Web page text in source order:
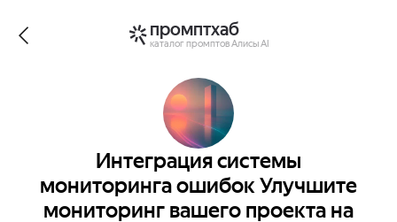
промптхаб
каталог промптов Алисы AI
Интеграция системы
мониторинга ошибок Улучшите
мониторинг вашего проекта на